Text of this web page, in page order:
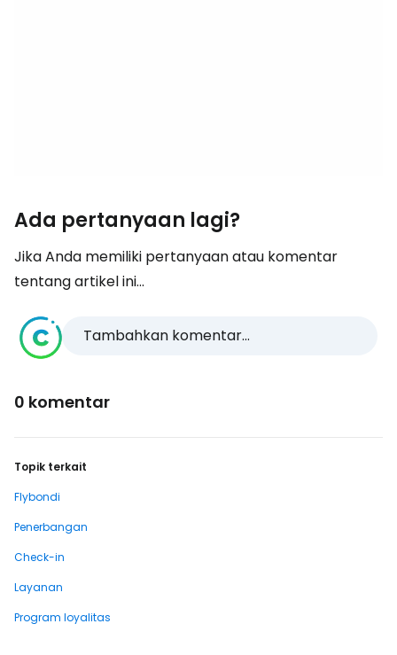
Ada pertanyaan lagi?
Jika Anda memiliki pertanyaan atau komentar
tentang artikel ini...
Tambahkan komentar...
0 komentar
Topik terkait
Flybondi
Penerbangan
Check-in
Layanan
Program loyalitas